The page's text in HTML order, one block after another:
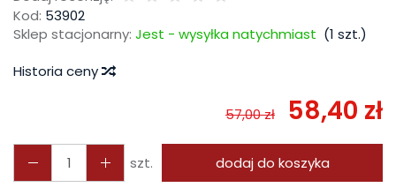
Kod: 53902
Sklep stacjonarny: Jest - wysyłka natychmiast (1 szt.)
Historia ceny
57,00 zł 58,40 zł
szt. dodaj do koszyka